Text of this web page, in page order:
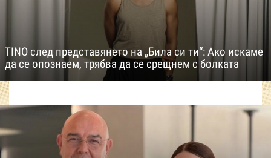
TINO след представянето на „Била си ти“: Ако искаме
да се опознаем, трябва да се срещнем с болката